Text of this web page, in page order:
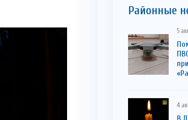
Районные
5
4